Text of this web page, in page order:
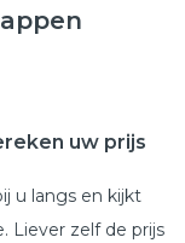
uw prijs
u langs en kijkt
Liever zelf de prijs